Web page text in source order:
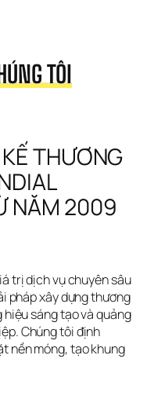
TÔI
THƯƠNG
NĂM 2009
trị dịch vụ chuyên sâu
pháp xây dựng thương
sáng tạo và quảng
Chúng tôi định
nền móng, tạo khung